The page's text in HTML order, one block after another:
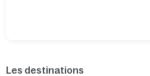
Les destinations